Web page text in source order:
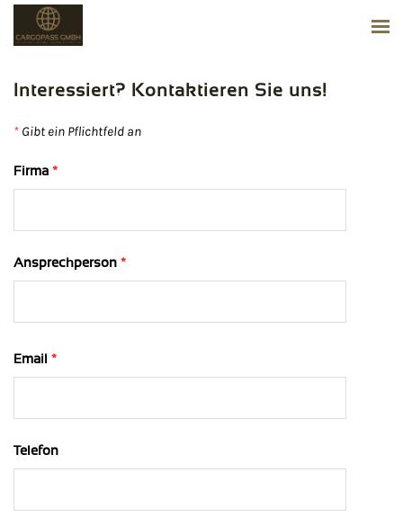
Interessiert? Kontaktieren Sie uns!
* Gibt ein Pflichtfeld an
Firma *
Ansprechperson *
Email *
Telefon